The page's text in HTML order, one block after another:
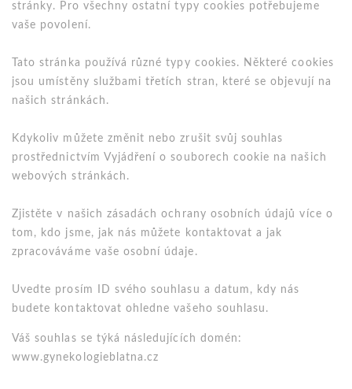
stránky. Pro všechny ostatní typy cookies potřebujeme
vaše povolení.
Tato stránka používá různé typy cookies. Některé cookies
jsou umístěny službami třetích stran, které se objevují na
našich stránkách.
Kdykoliv můžete změnit nebo zrušit svůj souhlas
prostřednictvím Vyjádření o souborech cookie na našich
webových stránkách.
Zjistěte v našich zásadách ochrany osobních údajů více o
tom, kdo jsme, jak nás můžete kontaktovat a jak
zpracováváme vaše osobní údaje.
Uvedte prosím ID svého souhlasu a datum, kdy nás
budete kontaktovat ohledne vašeho souhlasu.
Váš souhlas se týká následujících domén:
www.gynekologieblatna.cz